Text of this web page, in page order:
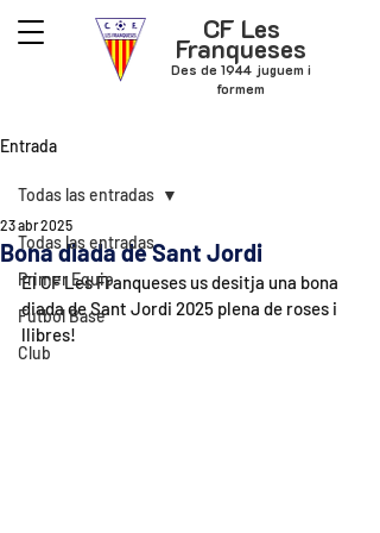
CF Les
Franqueses
Des de 1944 juguem i
formem
Entrada
Todas las entradas
Primer Equip
Futbol Base
Club
Todas las entradas
Bona diada de Sant Jordi
23 abr 2025
El CF Les Franqueses us desitja una bona
diada de Sant Jordi 2025 plena de roses i
llibres!